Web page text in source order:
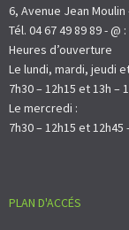
6, Avenue Jean Moulin
Tél. 04 67 49 89 89 -
Heures d’ouverture
Le lundi, mardi, jeudi
7h30 – 12h15 et 13h –
Le mercredi :
7h30 – 12h15 et 12h45
PLAN D'ACCÉS